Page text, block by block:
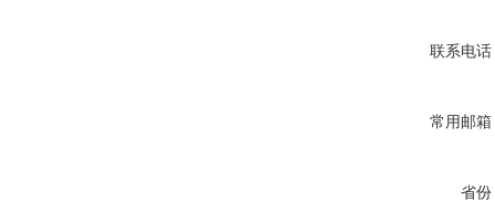
联系电话
常用邮箱
省份